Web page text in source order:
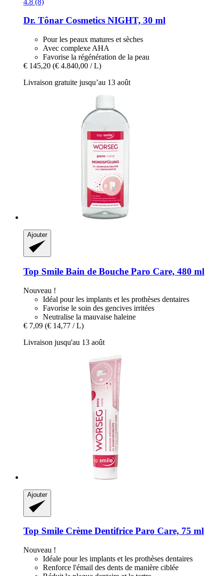
Dr. Tônar Cosmetics NIGHT, 30 ml
Pour les peaux matures et sèches
Avec complexe AHA
Favorise la régénération de la peau
€ 145,20 (€ 4.840,00 / L)
Livraison gratuite jusqu’au 13 août
Ajouter
Top Smile Bain de Bouche Paro Care, 480 ml
Nouveau !
Idéal pour les implants et les prothèses dentaires
Favorise le soin des gencives irritées
Neutralise la mauvaise haleine
€ 7,09 (€ 14,77 / L)
Livraison jusqu'au 13 août
Ajouter
Top Smile Crème Dentifrice Paro Care, 75 ml
Nouveau !
Idéale pour les implants et les prothèses dentaires
Renforce l'émail des dents de manière ciblée